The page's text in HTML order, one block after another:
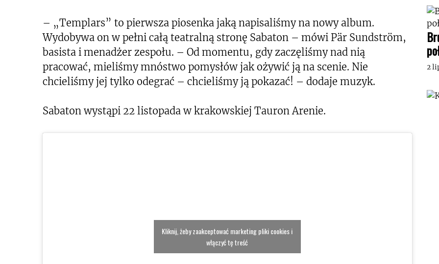
– „Templars” to pierwsza piosenka jaką napisaliśmy na nowy album.
Wydobywa on w pełni całą teatralną stronę Sabaton – mówi Pär Sundström,
basista i menadżer zespołu. – Od momentu, gdy zaczęliśmy nad nią
pracować, mieliśmy mnóstwo pomysłów jak ożywić ją na scenie. Nie
chcieliśmy jej tylko odegrać – chcieliśmy ją pokazać! – dodaje muzyk.
Sabaton wystąpi 22 listopada w krakowskiej Tauron Arenie.
Kliknij, żeby zaakceptować marketing pliki cookies i
włączyć tę treść
2